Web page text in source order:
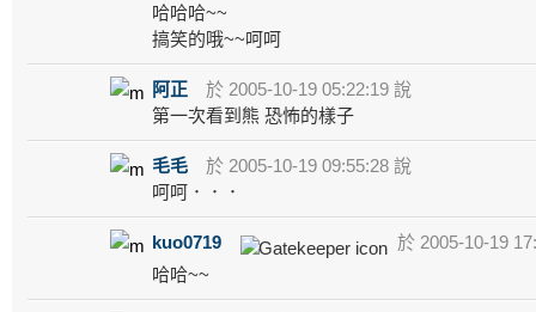
哈哈哈~~
搞笑的哦~~呵呵
阿正
於 2005-10-19 05:22:19 說
第一次看到熊 恐怖的樣子
毛毛
於 2005-10-19 09:55:28 說
呵呵．．．
kuo0719
於 2005-10-19
哈哈~~